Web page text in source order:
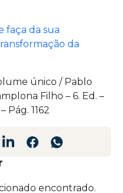
faça da sua
da
único / Pablo
Filho – 6. Ed. –
Pág. 1162
encontrado.